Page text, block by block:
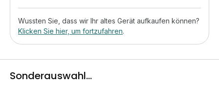
Wussten Sie, dass wir Ihr altes Gerät aufkaufen können?
Klicken Sie hier, um fortzufahren.
Sonderauswahl...